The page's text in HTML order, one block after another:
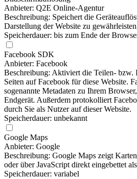
Anbieter: Q2E Online-Agentur
Beschreibung: Speichert die
Darstellung der Website zu
Speicherdauer: bis zum Ende der
Facebook SDK
Anbieter: Facebook
Beschreibung: Aktiviert die Teilen-
Seiten auf Facebook für diese Website.
sogenannte Metadaten zu Ihrem
Endgerät. Außerdem protokolliert
durch Sie als Nutzer auf dieser Website.
Speicherdauer: unbekannt
Google Maps
Anbieter: Google
Beschreibung: Google Maps zeigt
oder über JavaScript direkt eingebettet
Speicherdauer: variabel